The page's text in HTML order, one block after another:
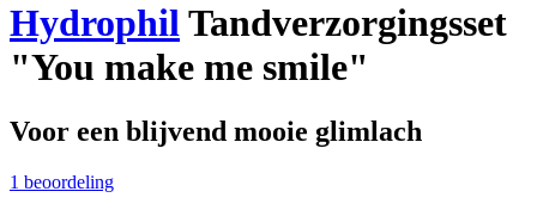
HydrophilTandverzorgingsset
"You make me smile"
Voor een blijvend mooie glimlach
1 beoordeling